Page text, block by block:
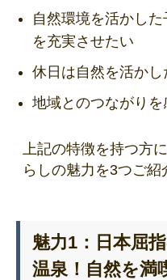
自然環境を活かし
を充実させたい
休日は自然を活か
地域とのつながり
上記の特徴を持つ方
らしの魅力を3つご紹
魅力1：日本屈
温泉！自然を満